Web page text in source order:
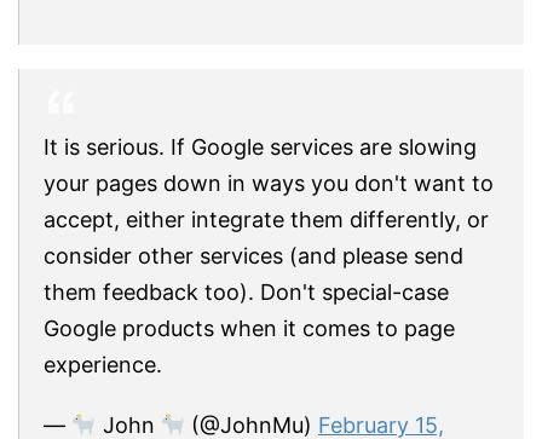
It is serious. If Google services are slowing
your pages down in ways you don't want to
accept, either integrate them differently, or
consider other services (and please send
them feedback too). Don't special-case
Google products when it comes to page
experience.
— John (@JohnMu) February 15,